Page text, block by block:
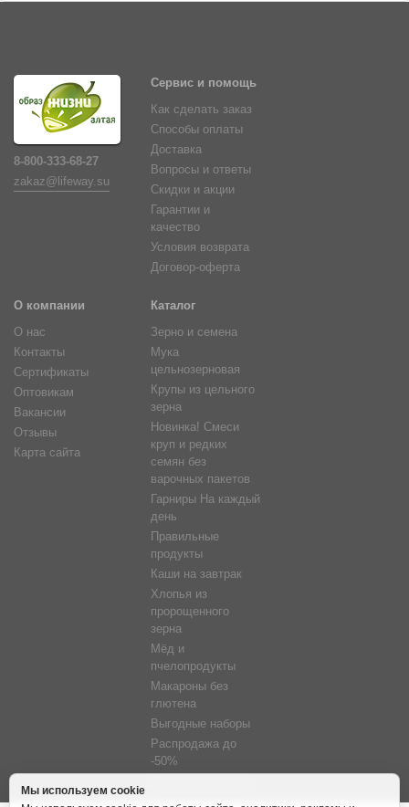
8-800-333-68-27
zakaz@lifeway.su
Сервис и помощь
Как сделать заказ
Способы оплаты
Доставка
Вопросы и ответы
Скидки и акции
Гарантии и
качество
Условия возврата
Договор-оферта
О компании
О нас
Контакты
Сертификаты
Оптовикам
Вакансии
Отзывы
Карта сайта
Каталог
Зерно и семена
Мука
цельнозерновая
Крупы из цельного
зерна
Новинка! Смеси
круп и редких
семян без
варочных пакетов
Гарниры На каждый
день
Правильные
продукты
Каши на завтрак
Хлопья из
пророщенного
зерна
Мёд и
пчелопродукты
Макароны без
глютена
Выгодные наборы
Распродажа до
-50%
Мы используем cookie